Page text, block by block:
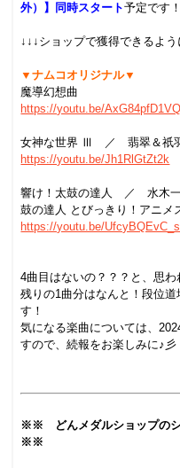
外）】同時スタート予定です
↓↓↓ショップで獲得できるよ
▼ナムコオリジナル▼
魔導幻想曲
https://youtu.be/AxG84pfD1VQ
女神な世界 Ⅲ ／ 翡翠＆祇
https://youtu.be/Jh1RlGtZt2k
響け！太鼓の達人 ／ 水木一
鼓の達人 とびっきり！アニメ
https://youtu.be/UfcyBQEvC_s
4曲目はないの？？？と、思わ
残りの1曲分はなんと！段位
す！
気になる楽曲については、
すので、続報をお楽しみに♪彡
※※ どんメダルショップの
※※